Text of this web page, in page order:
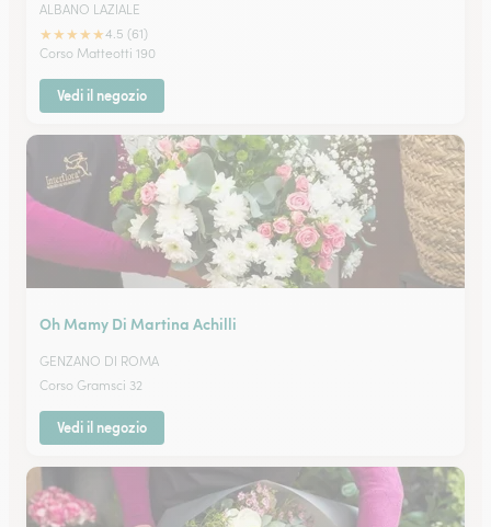
ALBANO LAZIALE
★★★★★4.5 (61)
Corso Matteotti 190
Vedi il negozio
Oh Mamy Di Martina Achilli
GENZANO DI ROMA
Corso Gramsci 32
Vedi il negozio